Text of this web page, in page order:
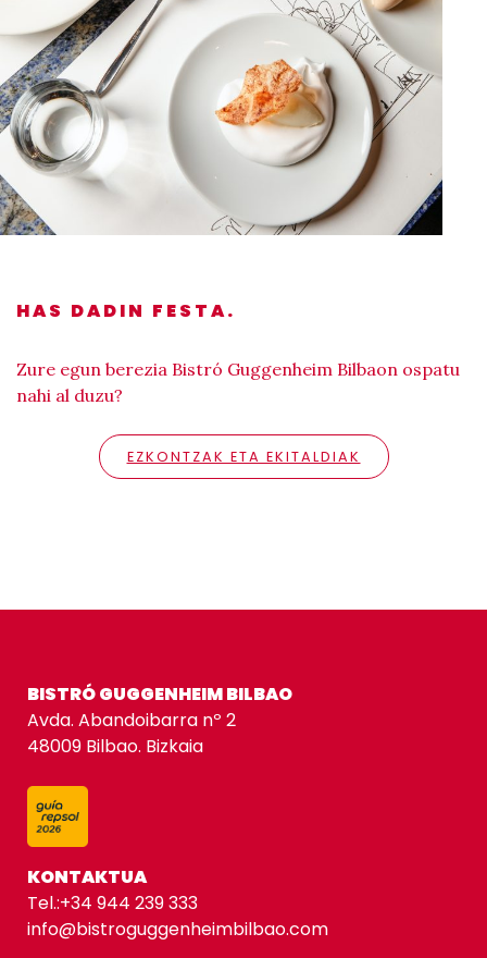
HAS DADIN FESTA.
Zure egun berezia Bistró Guggenheim Bilbaon ospatu
nahi al duzu?
EZKONTZAK ETA EKITALDIAK
BISTRÓ GUGGENHEIM BILBAO
Avda. Abandoibarra nº 2
48009 Bilbao. Bizkaia
KONTAKTUA
Tel.:+34 944 239 333
info@bistroguggenheimbilbao.com